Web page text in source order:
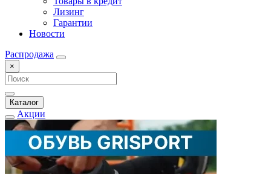
Лизинг
Гарантии
Новости
Распродажа
×
Каталог
Акции